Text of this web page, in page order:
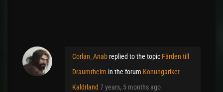
Corlan_Anab replied to the topic Färden till
Draumrheim in the forum Konungariket
Kaldrland 7 years, 5 months ago